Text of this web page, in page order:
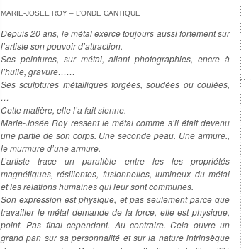
MARIE-JOSEE ROY – L’ONDE CANTIQUE
Depuis 20 ans, le métal exerce toujours aussi fortement sur
l’artiste son pouvoir d’attraction.
Ses peintures, sur métal, aliant photographies, encre à
l’huile, gravure……
Ses sculptures métalliques forgées, soudées ou coulées,
…
Cette matière, elle l’a fait sienne.
Marie-Josée Roy ressent le métal comme s’il était devenu
une partie de son corps. Une seconde peau. Une armure.,
le murmure d’une armure.
L’artiste trace un parallèle entre les les propriétés
magnétiques, résilientes, fusionnelles, lumineux du métal
et les relations humaines qui leur sont communes.
Son expression est physique, et pas seulement parce que
travailler le métal demande de la force, elle est physique,
point. Pas final cependant. Au contraire. Cela ouvre un
grand pan sur sa personnalité et sur la nature intrinsèque